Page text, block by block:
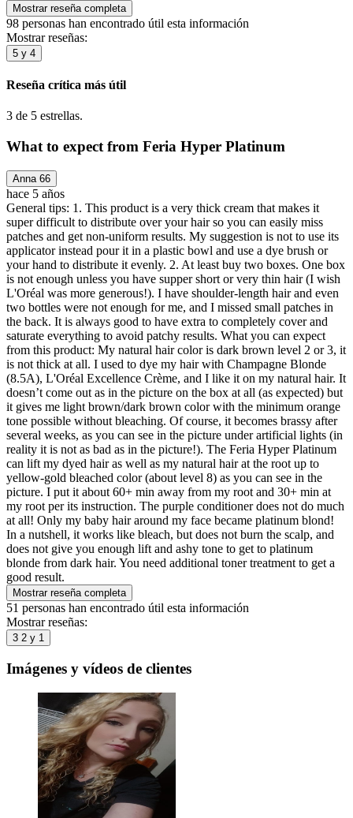
Mostrar reseña completa
98 personas han encontrado útil esta información
Mostrar reseñas:
5 y 4
Reseña crítica más útil
3 de 5 estrellas.
What to expect from Feria Hyper Platinum
Anna 66
hace 5 años
General tips: 1. This product is a very thick cream that makes it
super difficult to distribute over your hair so you can easily miss
patches and get non-uniform results. My suggestion is not to use its
applicator instead pour it in a plastic bowl and use a dye brush or
your hand to distribute it evenly. 2. At least buy two boxes. One box
is not enough unless you have supper short or very thin hair (I wish
L'Oréal was more generous!). I have shoulder-length hair and even
two bottles were not enough for me, and I missed small patches in
the back. It is always good to have extra to completely cover and
saturate everything to avoid patchy results. What you can expect
from this product: My natural hair color is dark brown level 2 or 3, it
is not thick at all. I used to dye my hair with Champagne Blonde
(8.5A), L'Oréal Excellence Crème, and I like it on my natural hair. It
doesn’t come out as in the picture on the box at all (as expected) but
it gives me light brown/dark brown color with the minimum orange
tone possible without bleaching. Of course, it becomes brassy after
several weeks, as you can see in the picture under artificial lights (in
reality it is not as bad as in the picture!). The Feria Hyper Platinum
can lift my dyed hair as well as my natural hair at the root up to
yellow-gold bleached color (about level 8) as you can see in the
picture. I put it about 60+ min away from my root and 30+ min at
my root per its instruction. The purple conditioner does not do much
at all! Only my baby hair around my face became platinum blond!
In a nutshell, it works like bleach, but does not burn the scalp, and
does not give you enough lift and ashy tone to get to platinum
blonde from dark hair. You need additional toner treatment to get a
good result.
Mostrar reseña completa
51 personas han encontrado útil esta información
Mostrar reseñas:
3 2 y 1
Imágenes y vídeos de clientes